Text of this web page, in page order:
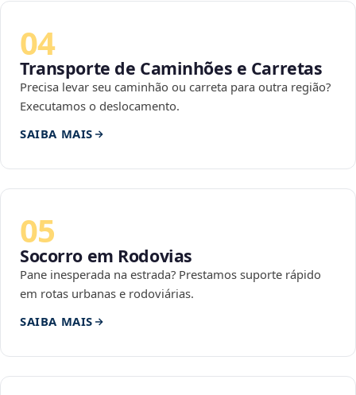
04
Transporte de Caminhões e Carretas
Precisa levar seu caminhão ou carreta para outra região?
Executamos o deslocamento.
SAIBA MAIS
05
Socorro em Rodovias
Pane inesperada na estrada? Prestamos suporte rápido
em rotas urbanas e rodoviárias.
SAIBA MAIS